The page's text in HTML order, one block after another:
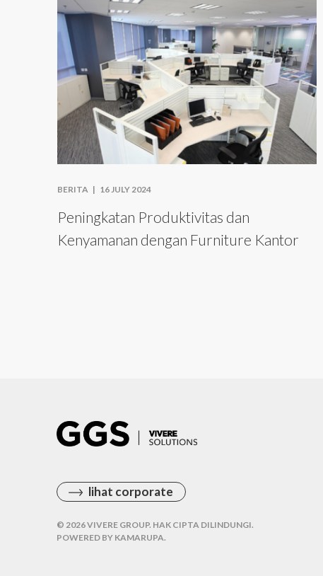
BERITA | 16 JULY 2024
Peningkatan Produktivitas dan
Kenyamanan dengan Furniture Kantor
lihat corporate
© 2026 VIVERE GROUP. HAK CIPTA DILINDUNGI.
POWERED BY KAMARUPA.